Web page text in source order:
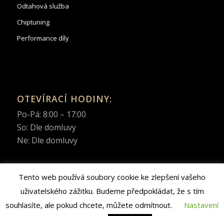
Odtahová služba
Chiptuning
Performance díly
OTEVÍRACÍ HODINY:
Po-Pá: 8:00 – 17:00
So: Dle domluvy
Ne: Dle domluvy
© Copyright 2022 | Autocentrum Pařížská s.r.o. | Web created by
Tento web používá soubory cookie ke zlepšení vašeho
uživatelského zážitku. Budeme předpokládat, že s tím
souhlasíte, ale pokud chcete, můžete odmítnout.
Nastavení